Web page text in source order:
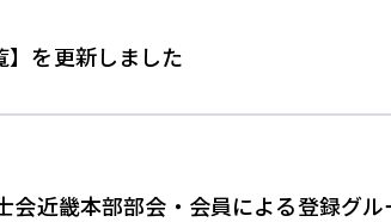
を更新しました
会近畿本部部会・会員による登録グ